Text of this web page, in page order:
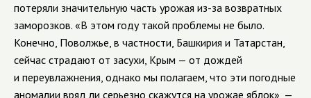
потеряли значительную часть урожая из-за возвратных
заморозков. «В этом году такой проблемы не было.
Конечно, Поволжье, в частности, Башкирия и Татарстан,
сейчас страдают от засухи, Крым — от дождей
и переувлажнения, однако мы полагаем, что эти погодные
аномалии вряд ли серьезно скажутся на урожае яблок», —